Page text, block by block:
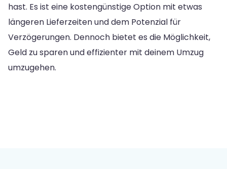
hast. Es ist eine kostengünstige Option mit etwas
längeren Lieferzeiten und dem Potenzial für
Verzögerungen. Dennoch bietet es die Möglichkeit,
Geld zu sparen und effizienter mit deinem Umzug
umzugehen.